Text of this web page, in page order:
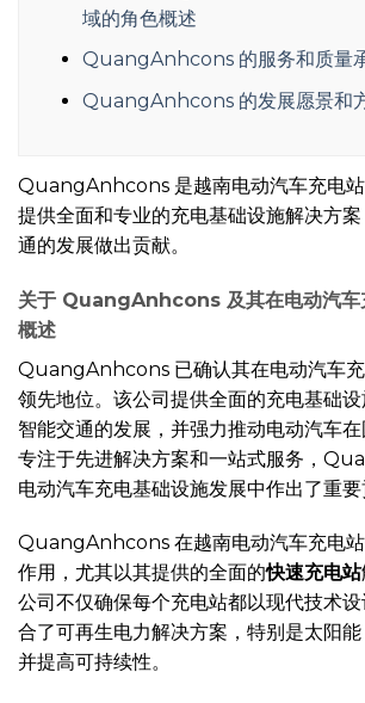
域的角色概述
QuangAnhcons 的服务和质量
QuangAnhcons 的发展愿景和
QuangAnhcons 是越南电动汽车充电站
提供全面和专业的充电基础设施解决方
通的发展做出贡献。
关于 QuangAnhcons 及其在电动汽车
概述
QuangAnhcons 已确认其在电动汽车
领先地位。该公司提供全面的充电基础
智能交通的发展，并强力推动电动汽车
专注于先进解决方案和一站式服务，
电动汽车充电基础设施发展中作出了重要
QuangAnhcons 在越南电动汽车充电
作用，尤其以其提供的全面的快速充电站
公司不仅确保每个充电站都以现代技术
合了可再生电力解决方案，特别是太阳
并提高可持续性。